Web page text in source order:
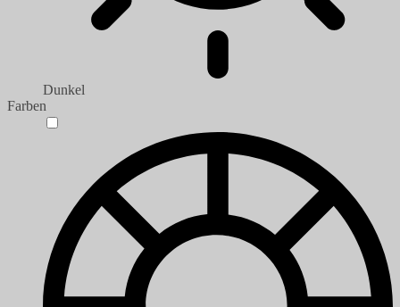
Dunkel
Farben